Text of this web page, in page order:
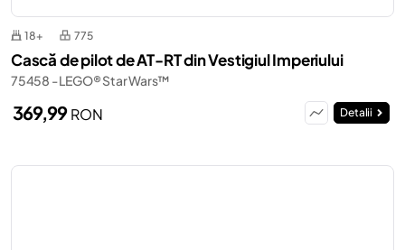
18+ 775
Cască de pilot de AT-RT din Vestigiul Imperiului
75458 - LEGO® Star Wars™
369,99RON Detalii